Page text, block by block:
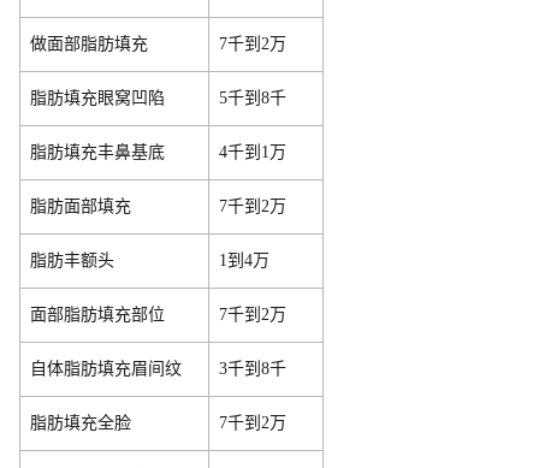
做面部脂肪填充 7千到2万
脂肪填充眼窝凹陷 5千到8千
脂肪填充丰鼻基底 4千到1万
脂肪面部填充 7千到2万
脂肪丰额头 1到4万
面部脂肪填充部位 7千到2万
自体脂肪填充眉间纹 3千到8千
脂肪填充全脸 7千到2万